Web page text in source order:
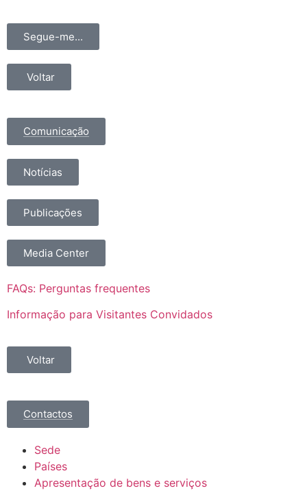
Segue-me...
Voltar
Comunicação
Notícias
Publicações
Media Center
FAQs: Perguntas frequentes
Informação para Visitantes Convidados
Voltar
Contactos
Sede
Países
Apresentação de bens e serviços